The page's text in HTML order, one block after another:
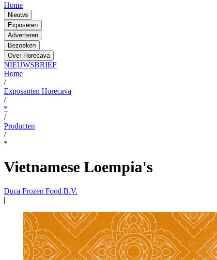
Home
Nieuws
Exposeren
Adverteren
Bezoeken
Over Horecava
NIEUWSBRIEF
Home
/
Exposanten Horecava
/
*
/
Producten
/
*
Vietnamese Loempia's
Duca Frozen Food B.V.
|